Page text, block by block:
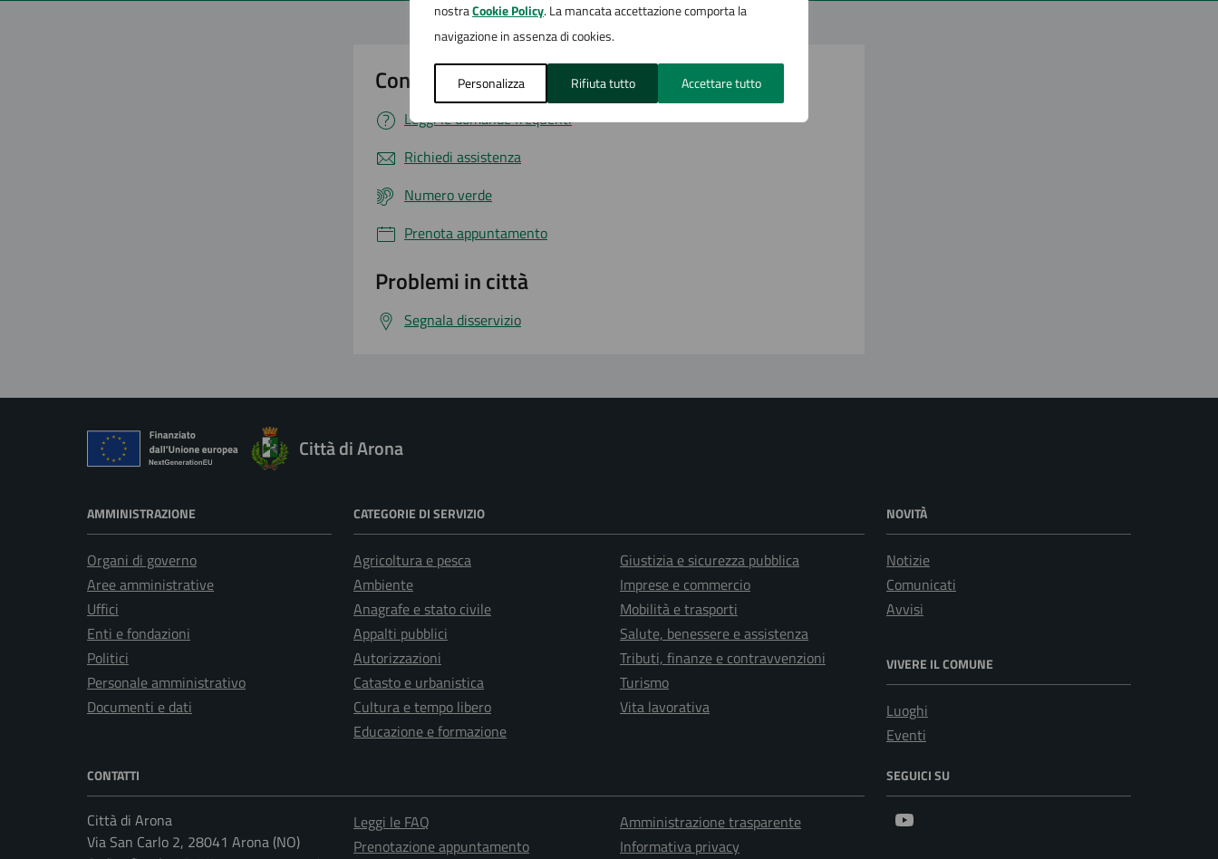
nostraCookie Policy. La mancata accettazione comporta la
navigazione in assenza di cookies.
Personalizza Rifiuta tutto Accettare tutto
Contatta il comune
Leggi le domande frequenti
Richiedi assistenza
Numero verde
Prenota appuntamento
Problemi in città
Segnala disservizio
Città di Arona
AMMINISTRAZIONE
Organi di governo
Aree amministrative
Uffici
Enti e fondazioni
Politici
Personale amministrativo
Documenti e dati
CATEGORIE DI SERVIZIO
Agricoltura e pesca
Ambiente
Anagrafe e stato civile
Appalti pubblici
Autorizzazioni
Catasto e urbanistica
Cultura e tempo libero
Educazione e formazione
Giustizia e sicurezza pubblica
Imprese e commercio
Mobilità e trasporti
Salute, benessere e assistenza
Tributi, finanze e contravvenzioni
Turismo
Vita lavorativa
NOVITÀ
Notizie
Comunicati
Avvisi
VIVERE IL COMUNE
Luoghi
Eventi
CONTATTI
Città di Arona
Via San Carlo 2, 28041 Arona (NO)
Leggi le FAQ
Prenotazione appuntamento
Amministrazione trasparente
Informativa privacy
SEGUICI SU